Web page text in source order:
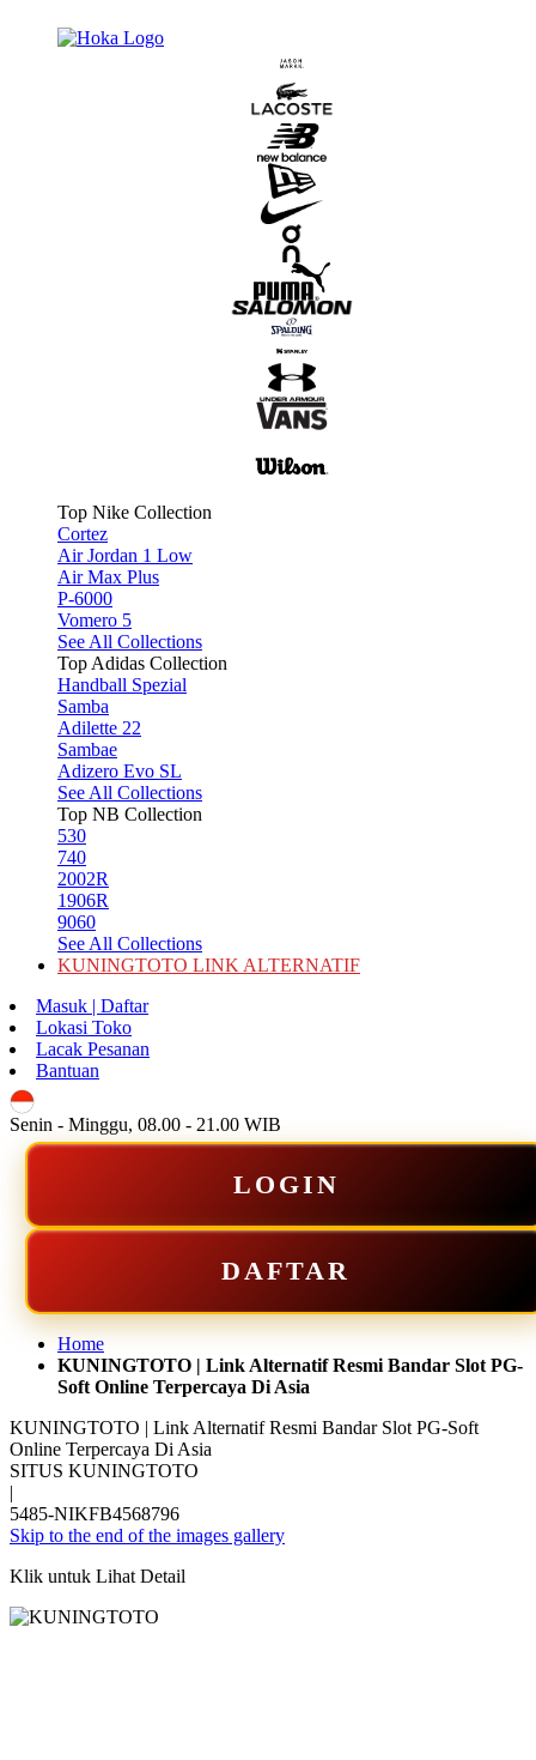
Top Nike Collection
Cortez
Air Jordan 1 Low
Air Max Plus
P-6000
Vomero 5
See All Collections
Top Adidas Collection
Handball Spezial
Samba
Adilette 22
Sambae
Adizero Evo SL
See All Collections
Top NB Collection
530
740
2002R
1906R
9060
See All Collections
KUNINGTOTO LINK ALTERNATIF
Masuk | Daftar
Lokasi Toko
Lacak Pesanan
Bantuan
Senin - Minggu, 08.00 - 21.00 WIB
LOGIN
DAFTAR
Home
KUNINGTOTO | Link Alternatif Resmi Bandar Slot PG-
Soft Online Terpercaya Di Asia
KUNINGTOTO | Link Alternatif Resmi Bandar Slot PG-Soft
Online Terpercaya Di Asia
SITUS KUNINGTOTO
|
5485-NIKFB4568796
Skip to the end of the images gallery
Klik untuk Lihat Detail